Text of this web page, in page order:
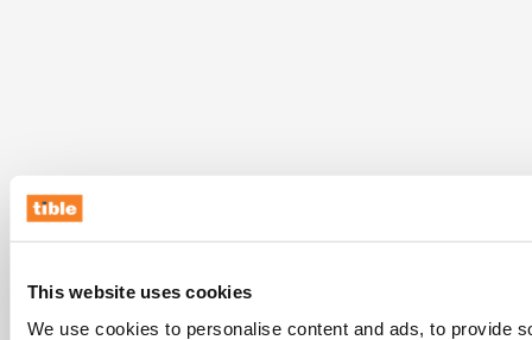
This website uses cookies
We use cookies to personalise content and ads, to provide